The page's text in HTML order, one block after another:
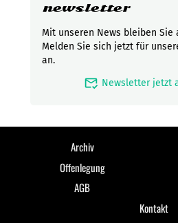
newsletter
Mit unseren News bleiben Sie
Melden Sie sich jetzt für
an.
mark_email_read Newsletter jetzt
Archiv
Offenlegung
AGB
Kontakt